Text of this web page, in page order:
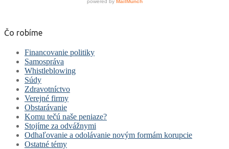
Čo robíme
Financovanie politiky
Samospráva
Whistleblowing
Súdy
Zdravotníctvo
Verejné firmy
Obstarávanie
Komu tečú naše peniaze?
Stojíme za odvážnymi
Odhaľovanie a odolávanie novým formám korupcie
Ostatné témy